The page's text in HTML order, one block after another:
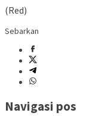
(Red)
Sebarkan
Navigasi pos